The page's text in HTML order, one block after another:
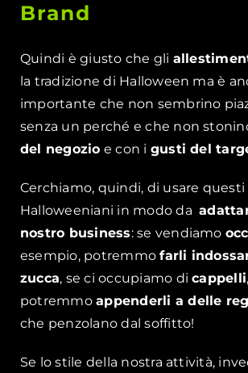
Brand
Quindi è giusto che gli
la tradizione di Halloween ma è
importante che non sembrino
senza un perché e che non
del negozio e con i gusti del
Cerchiamo, quindi, di usare
Halloweeniani in modo da
nostro business: se vendiamo
esempio, potremmofarli
zucca, se ci occupiamo dicappelli
potremmoappenderli a delle
che penzolano dal soffitto!
Se lo stile della nostra attività,